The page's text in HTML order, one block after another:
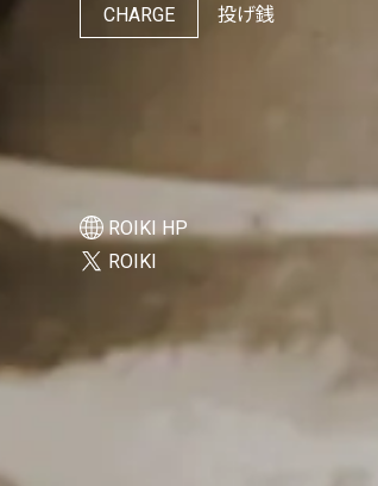
CHARGE 投げ銭
ROIKI HP
ROIKI